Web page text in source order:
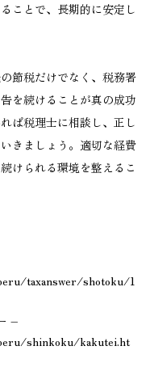
ことで、長期的に安定し
節税だけでなく、税務署
を続けることが真の成功
ば税理士に相談し、正し
きましょう。適切な経費
けられる環境を整えるこ
taxanswer/shotoku/1
–
shinkoku/kakutei.ht